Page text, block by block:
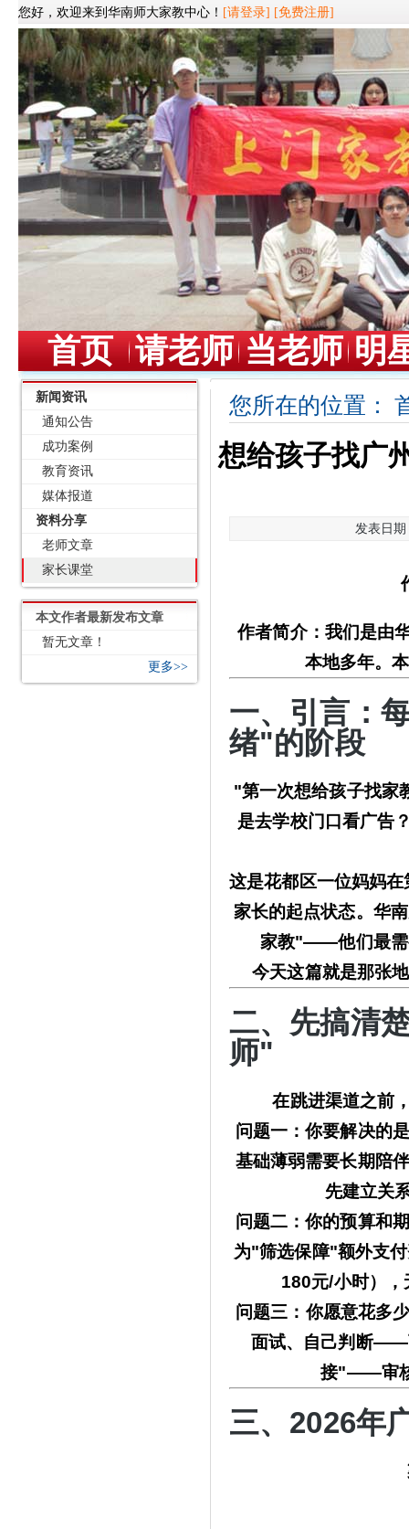
您好，欢迎来到华南师大家教中心！ [请登录] [免费注册]
首页 请老师 当老师 明
新闻资讯
通知公告
成功案例
教育资讯
媒体报道
资料分享
老师文章
家长课堂
本文作者最新发布文章
暂无文章！
更多>>
您所在的位置：
想给孩子找广
发表日期
作者简介：我们是由
本地多年。
一、引言：
绪"的阶段
"第一次想给孩子找家
是去学校门口看广告
这是花都区一位妈妈
家长的起点状态。 华
家教"——他们最需
今天这篇就是那张
二、先搞清
师"
在跳进渠道之前
问题一：你要解决的
基础薄弱需要长期陪
先建立关
问题二：你的预算和
为"筛选保障"额外支
180元/小时）
问题三：你愿意花多
面试、自己判断——
接"——审核
三、 2026年